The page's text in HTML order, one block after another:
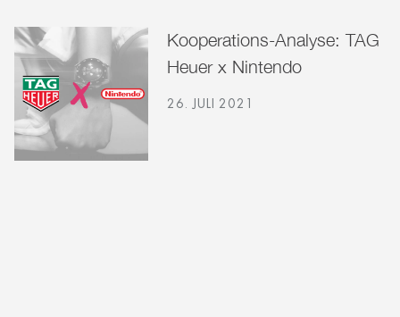
Kooperations-Analyse: TAG
Heuer x Nintendo
26. JULI 2021